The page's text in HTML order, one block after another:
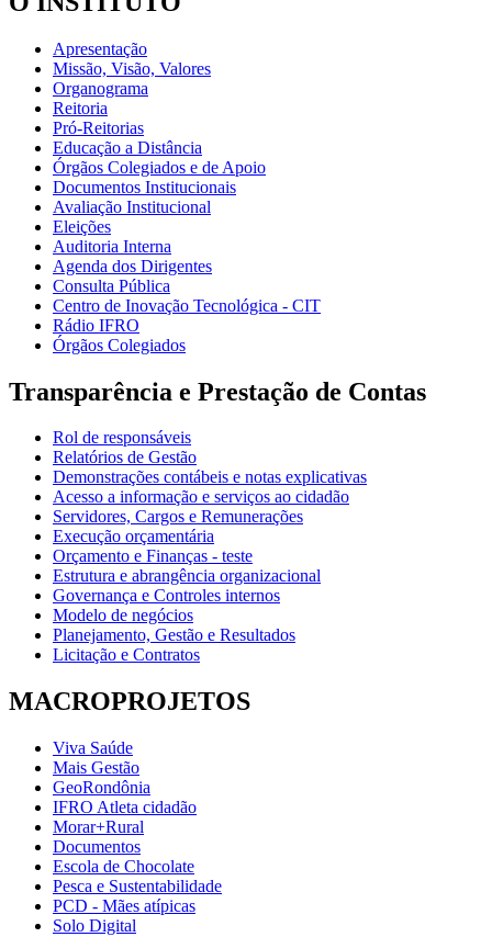
Apresentação
Missão, Visão, Valores
Organograma
Reitoria
Pró-Reitorias
Educação a Distância
Órgãos Colegiados e de Apoio
Documentos Institucionais
Avaliação Institucional
Eleições
Auditoria Interna
Agenda dos Dirigentes
Consulta Pública
Centro de Inovação Tecnológica - CIT
Rádio IFRO
Órgãos Colegiados
Transparência e Prestação de Contas
Rol de responsáveis
Relatórios de Gestão
Demonstrações contábeis e notas explicativas
Acesso a informação e serviços ao cidadão
Servidores, Cargos e Remunerações
Execução orçamentária
Orçamento e Finanças - teste
Estrutura e abrangência organizacional
Governança e Controles internos
Modelo de negócios
Planejamento, Gestão e Resultados
Licitação e Contratos
MACROPROJETOS
Viva Saúde
Mais Gestão
GeoRondônia
IFRO Atleta cidadão
Morar+Rural
Documentos
Escola de Chocolate
Pesca e Sustentabilidade
PCD - Mães atípicas
Solo Digital